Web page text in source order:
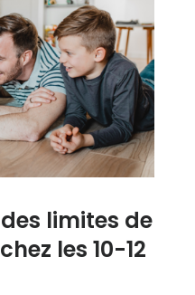
limites de
les 10-12